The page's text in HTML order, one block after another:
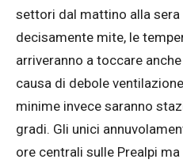
settori dal mattino alla
decisamente mite, le
arriveranno a toccare
causa di debole
minime invece saranno
gradi. Gli unici
ore centrali sulle Prealpi